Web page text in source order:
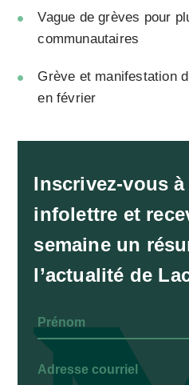
Vague de grèves pour
communautaires
Grève et manifestation
en février
Inscrivez-vous
infolettre et
semaine un
l’actualité de